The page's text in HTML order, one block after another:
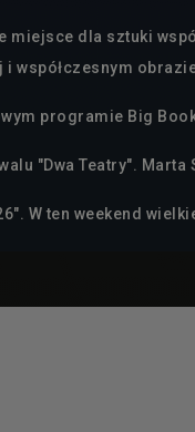
miejsce dla sztuki
i współczesnym
programie Big
"Dwa Teatry".
W ten weekend